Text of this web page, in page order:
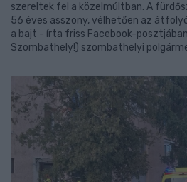
szereltek fel a közelmúltban. A
56 éves asszony, vélhetően az
a bajt - írta friss Facebook-posztjában
Szombathely!) szombathelyi